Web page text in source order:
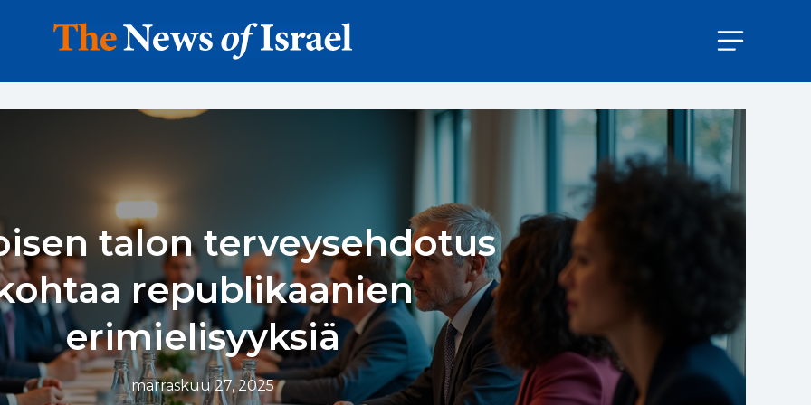
talon terveysehdotus
republikaanien
erimielisyyksiä
marraskuu 27, 2025